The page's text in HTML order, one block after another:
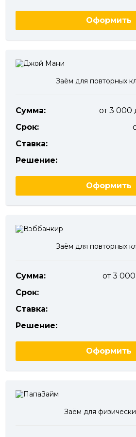
Оформить
Заём для повторных
Сумма:
от 3 000
Срок:
Ставка:
Решение:
Оформить
Заём для повторных
Сумма:
от 3
Срок:
Ставка:
Решение:
Оформить
Заём для